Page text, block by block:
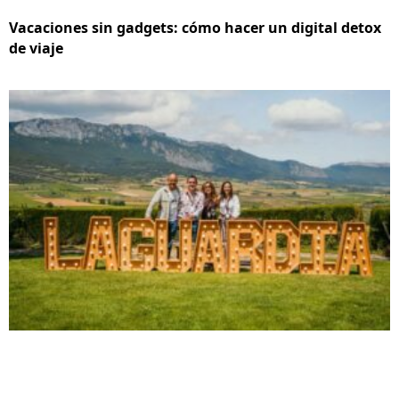
Vacaciones sin gadgets: cómo hacer un digital detox
de viaje